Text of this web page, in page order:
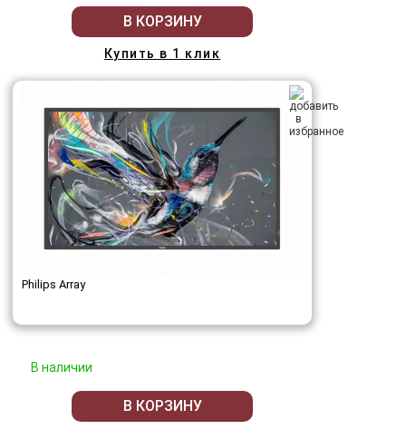
В КОРЗИНУ
Купить в 1 клик
Philips Array
В наличии
В КОРЗИНУ